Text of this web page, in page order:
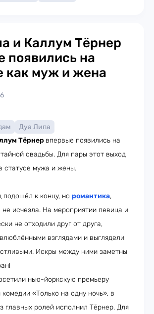
и Каллум Тёрнер
появились на
как муж и жена
Дуа Липа
Тёрнер впервые появились на
свадьбы. Для пары этот выход
статусе мужа и жены.
к концу, но романтика,
не исчезла. На мероприятии певица и
не отходили друг от друга,
взглядами и выглядели
Искры между ними заметны
нью-йоркскую премьеру
«Только на одну ночь», в
главных ролей исполнил Тёрнер. Для